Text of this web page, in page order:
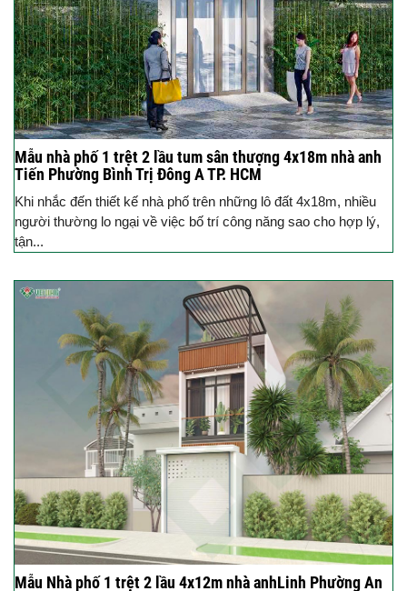
Mẫu nhà phố 1 trệt 2 lầu tum sân thượng 4x18m nhà anh
Tiến Phường Bình Trị Đông A TP. HCM
Khi nhắc đến thiết kế nhà phố trên những lô đất 4x18m, nhiều
người thường lo ngại về việc bố trí công năng sao cho hợp lý,
tận...
Mẫu Nhà phố 1 trệt 2 lầu 4x12m nhà anhLinh Phường An